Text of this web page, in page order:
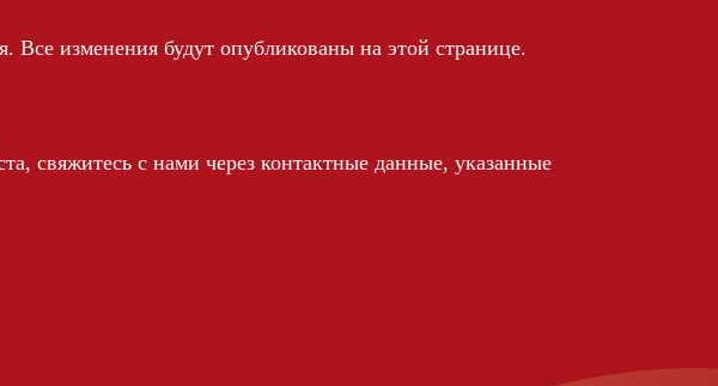
изменения будут опубликованы на этой странице.
свяжитесь с нами через контактные данные, указанные